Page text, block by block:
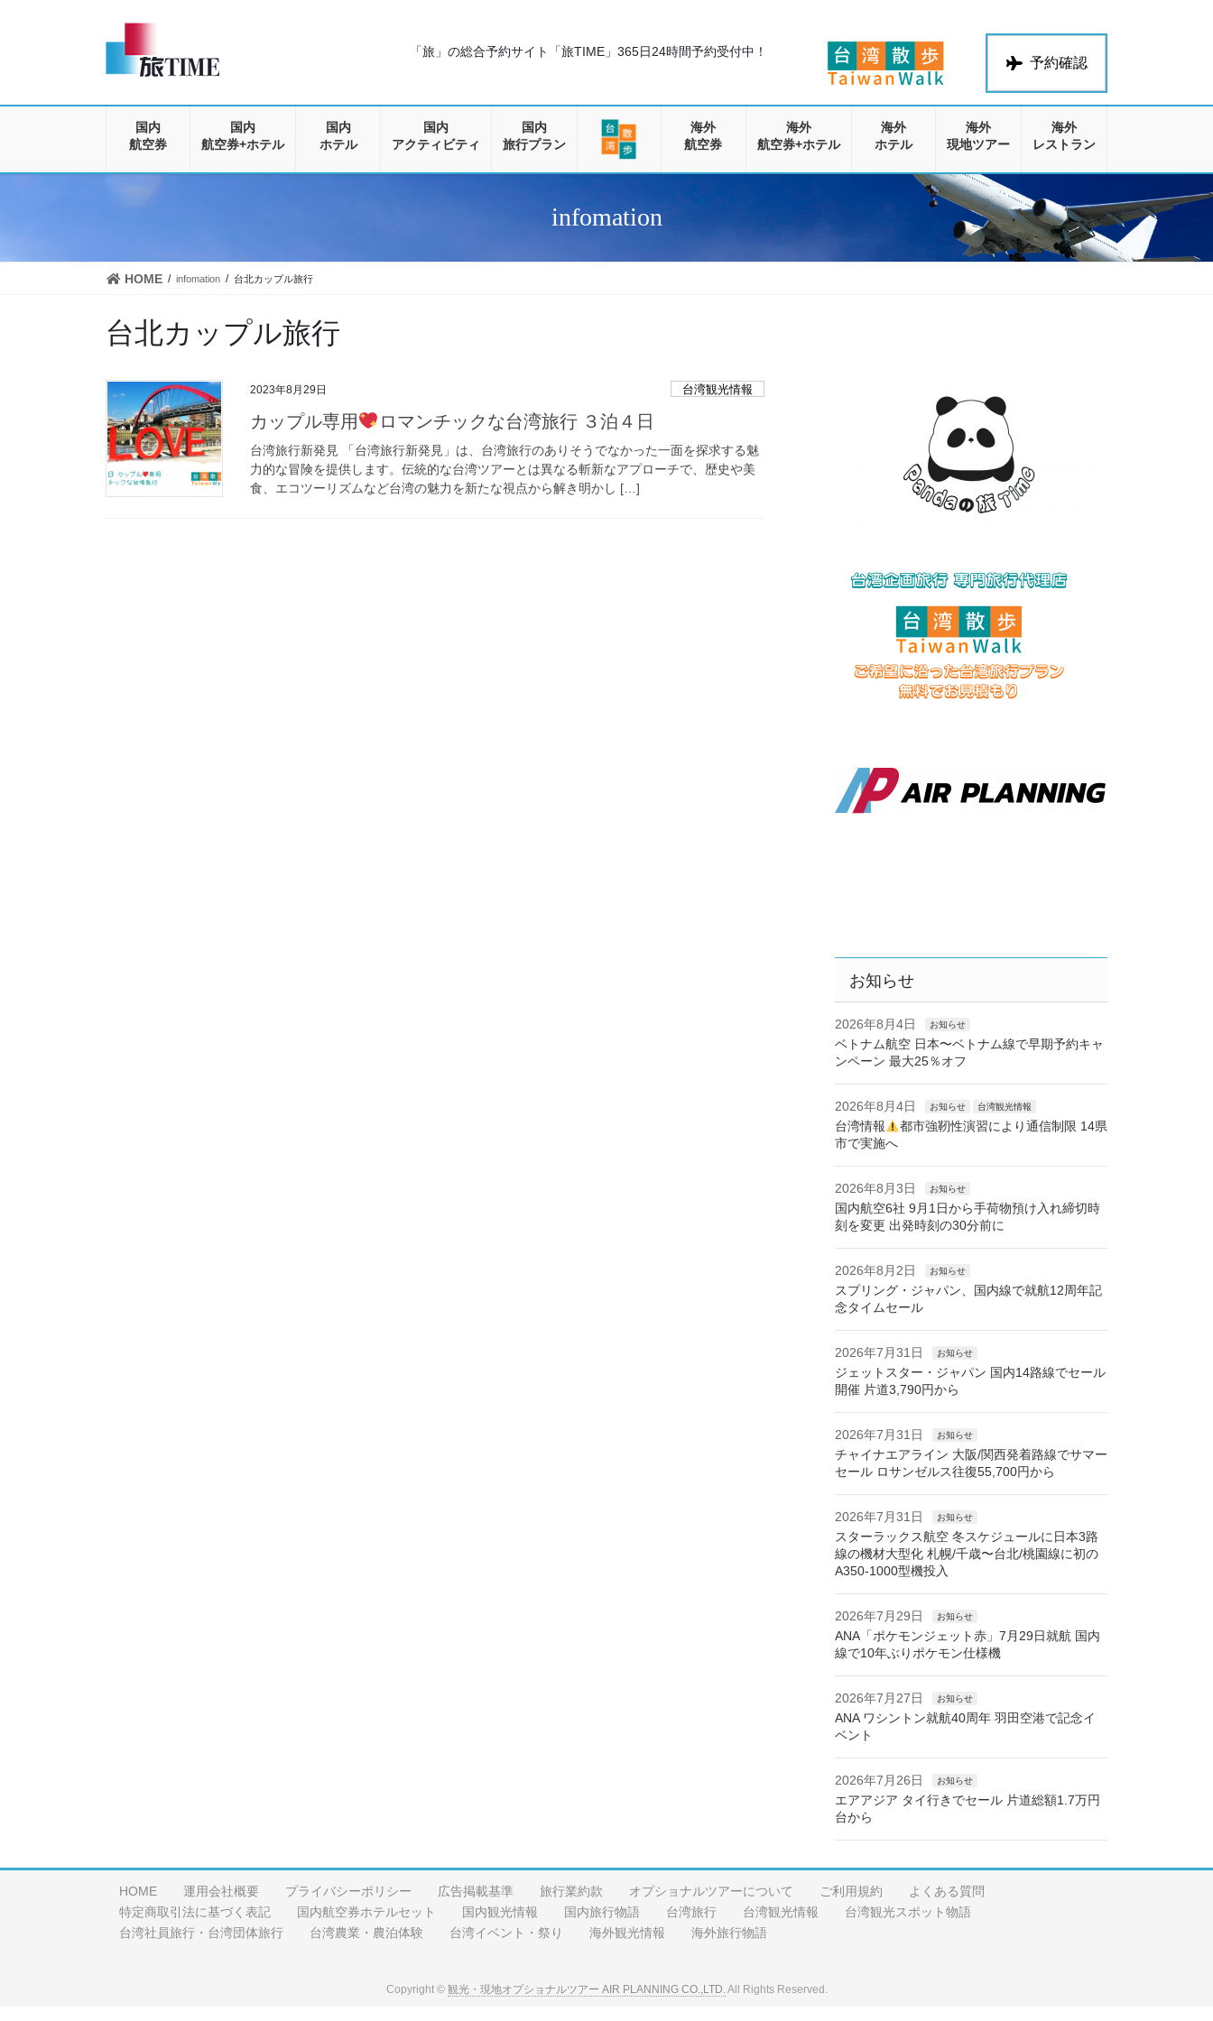
に
ョ
動
予約確認
「旅」の総合予約サイト「旅TIME」 365日24時間予約受付中！
国内
航空券
国内
航空券+ホテル
国内
ホテル
国内
アクティビティ
国内
旅行プラン
海外
航空券
海外
航空券+ホテル
海外
ホテル
海外
現地ツアー
海外
レストラン
infomation
HOME infomation 台北カップル旅行
台北カップル旅行
2023年8月29日 台湾観光情報
カップル専用 ロマンチックな台湾旅行 ３泊４日
台湾旅行新発見 「台湾旅行新発見」は、台湾旅行のありそうでなかった一面を探求する魅
力的な冒険を提供します。伝統的な台湾ツアーとは異なる斬新なアプローチで、歴史や美
食、エコツーリズムなど台湾の魅力を新たな視点から解き明かし […]
お知らせ
2026年8月4日 お知らせ
ベトナム航空 日本〜ベトナム線で早期予約キャ
ンペーン 最大25％オフ
2026年8月4日 お知らせ 台湾観光情報
台湾情報
都市強靭性演習により通信制限 14県
市で実施へ
2026年8月3日 お知らせ
国内航空6社 9月1日から手荷物預け入れ締切時
刻を変更 出発時刻の30分前に
2026年8月2日 お知らせ
スプリング・ジャパン、国内線で就航12周年記
念タイムセール
2026年7月31日 お知らせ
ジェットスター・ジャパン 国内14路線でセール
開催 片道3,790円から
2026年7月31日 お知らせ
チャイナエアライン 大阪/関西発着路線でサマー
セール ロサンゼルス往復55,700円から
2026年7月31日 お知らせ
スターラックス航空 冬スケジュールに日本3路
線の機材大型化 札幌/千歳〜台北/桃園線に初の
A350-1000型機投入
2026年7月29日 お知らせ
ANA「ポケモンジェット赤」7月29日就航 国内
線で10年ぶりポケモン仕様機
2026年7月27日 お知らせ
ANA ワシントン就航40周年 羽田空港で記念イ
ベント
2026年7月26日 お知らせ
エアアジア タイ行きでセール 片道総額1.7万円
台から
HOME 運用会社概要 プライバシーポリシー 広告掲載基準 旅行業約款 オプショナルツアーについて ご利用規約
よくある質問
特定商取引法に基づく表記
国内航空券ホテルセット 国内観光情報 国内旅行物語 台湾旅行 台湾観光情報
台湾観光スポット物語
台湾社員旅行・台湾団体旅行
台湾農業・農泊体験 台湾イベント・祭り 海外観光情報 海外旅行物語
Copyright © 観光・現地オプショナルツアー AIR PLANNING CO.,LTD.All Rights Reserved.